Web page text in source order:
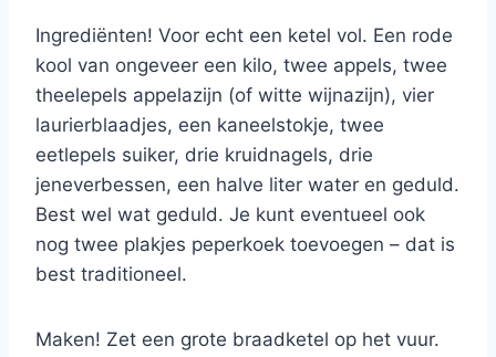
Ingrediënten! Voor echt een ketel vol. Een rode
kool van ongeveer een kilo, twee appels, twee
theelepels appelazijn (of witte wijnazijn), vier
laurierblaadjes, een kaneelstokje, twee
eetlepels suiker, drie kruidnagels, drie
jeneverbessen, een halve liter water en geduld.
Best wel wat geduld. Je kunt eventueel ook
nog twee plakjes peperkoek toevoegen – dat is
best traditioneel.
Maken! Zet een grote braadketel op het vuur.